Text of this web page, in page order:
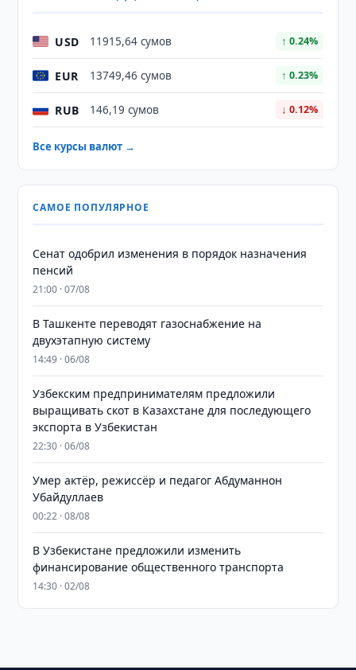
USD 11915,64 сумов ↑ 0.24%
EUR 13749,46 сумов ↑ 0.23%
RUB 146,19 сумов ↓ 0.12%
Все курсы валют →
САМОЕ ПОПУЛЯРНОЕ
Сенат одобрил изменения в порядок назначения
пенсий
21:00 · 07/08
В Ташкенте переводят газоснабжение на
двухэтапную систему
14:49 · 06/08
Узбекским предпринимателям предложили
выращивать скот в Казахстане для последующего
экспорта в Узбекистан
22:30 · 06/08
Умер актёр, режиссёр и педагог Абдуманнон
Убайдуллаев
00:22 · 08/08
В Узбекистане предложили изменить
финансирование общественного транспорта
14:30 · 02/08